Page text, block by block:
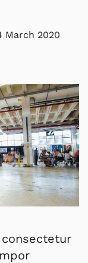
March 2020